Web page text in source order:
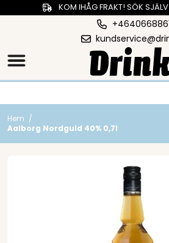
KOM IHÅG FRAKT! SÖK SJÄLV
Hem /
Aalborg Nordguld 40% 0,7l